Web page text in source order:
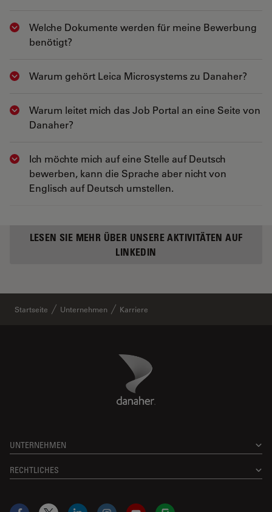
Show answer
Welche Dokumente werden für meine Bewerbung
benötigt?
Show answer
Warum gehört Leica Microsystems zu Danaher?
Show answer
Warum leitet mich das Job Portal an eine Seite von
Danaher?
Show answer
Ich möchte mich auf eine Stelle auf Deutsch
bewerben, kann die Sprache aber nicht von
Englisch auf Deutsch umstellen.
LESEN SIE MEHR ÜBER UNSERE AKTIVITÄTEN AUF
LINKEDIN
Startseite Unternehmen Karriere
Danaher Logo
UNTERNEHMEN
RECHTLICHES